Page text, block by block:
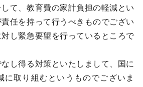
て、教育費の家計負担の軽減とい
任を持って行うべきものでござい
し緊急要望を行っているところで
し得る対策といたしまして、国に
に取り組むというものでございま